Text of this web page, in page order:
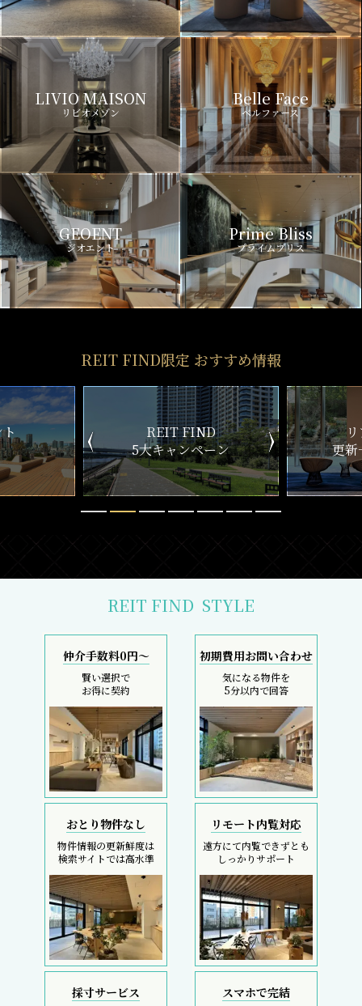
LIVIO MAISON
リビオメゾン
Belle Face
ベルファース
GEOENT
ジオエント
Prime Bliss
プライムブリス
REIT FIND限定 おすすめ情報
ン
リアルタイム
更新一覧チェック
新
REIT FIND STYLE
仲介手数料0円～
賢い選択で
お得に契約
初期費用お問い合わせ
気になる物件を
5分以内で回答
おとり物件なし
物件情報の更新鮮度は
検索サイトでは高水準
リモート内覧対応
遠方にて内覧できずとも
しっかりサポート
採寸サービス スマホで完結